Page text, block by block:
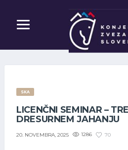
SKA
LICENČNI SEMINAR –
DRESURNEM JAHANJU
20. NOVEMBRA, 2025 1286 70